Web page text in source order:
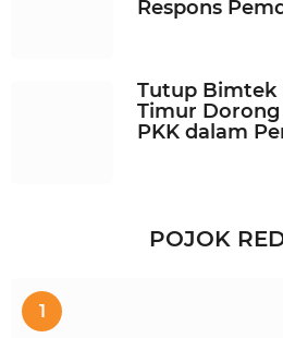
Respons
Tutup Bimtek
Timur
PKK dalam
POJOK
1